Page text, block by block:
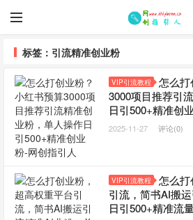
标签：引流精准创业粉
VIP引流教程
怎么
3000项目推荐引
日引500+精准创
2025-11-27 评论(0)
VIP引流教程
怎么
引流，简书AI搬
日引500+精准流